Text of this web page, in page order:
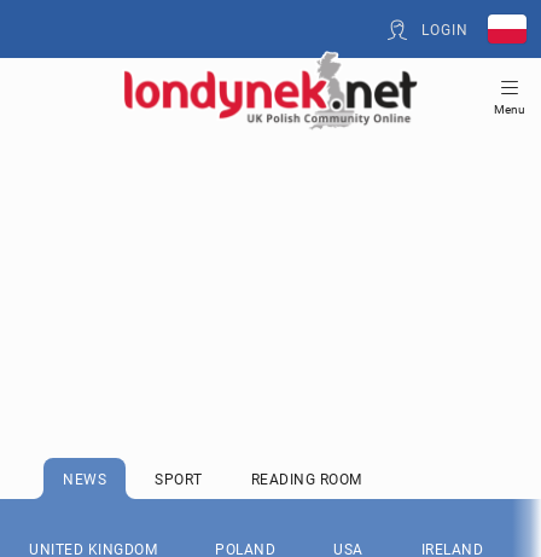
LOGIN
Menu
NEWS SPORT READING ROOM
UNITED KINGDOM POLAND USA IRELAND